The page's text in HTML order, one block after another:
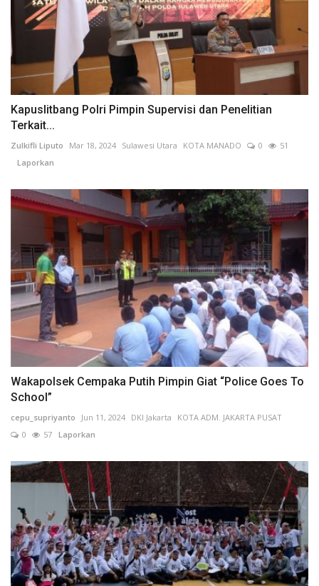
Kapuslitbang Polri Pimpin Supervisi dan Penelitian
Terkait...
Zulkifli Liputo Mar 18, 2024 Sulawesi Utara KOTA MANADO 0
51
Laporkan
Wakapolsek Cempaka Putih Pimpin Giat “Police Goes To
School”
cepu_supriyanto Jun 11, 2024 DKI Jakarta
KOTA ADM. JAKARTA PUSAT
0
57 Laporkan